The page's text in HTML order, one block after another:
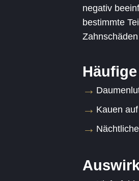
negativ
bestimmte
Kauen